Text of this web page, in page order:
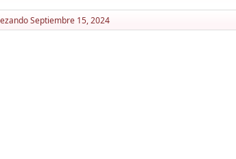
Septiembre 15, 2024